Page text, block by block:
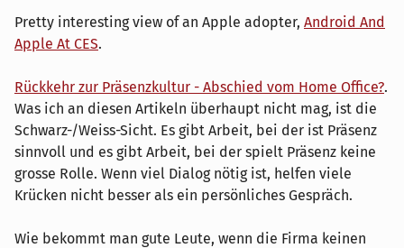
Pretty interesting view of an Apple adopter, Android And
Apple At CES.
Rückkehr zur Präsenzkultur - Abschied vom Home Office?.
Was ich an diesen Artikeln überhaupt nicht mag, ist die
Schwarz-/Weiss-Sicht. Es gibt Arbeit, bei der ist Präsenz
sinnvoll und es gibt Arbeit, bei der spielt Präsenz keine
grosse Rolle. Wenn viel Dialog nötig ist, helfen viele
Krücken nicht besser als ein persönliches Gespräch.
Wie bekommt man gute Leute, wenn die Firma keinen